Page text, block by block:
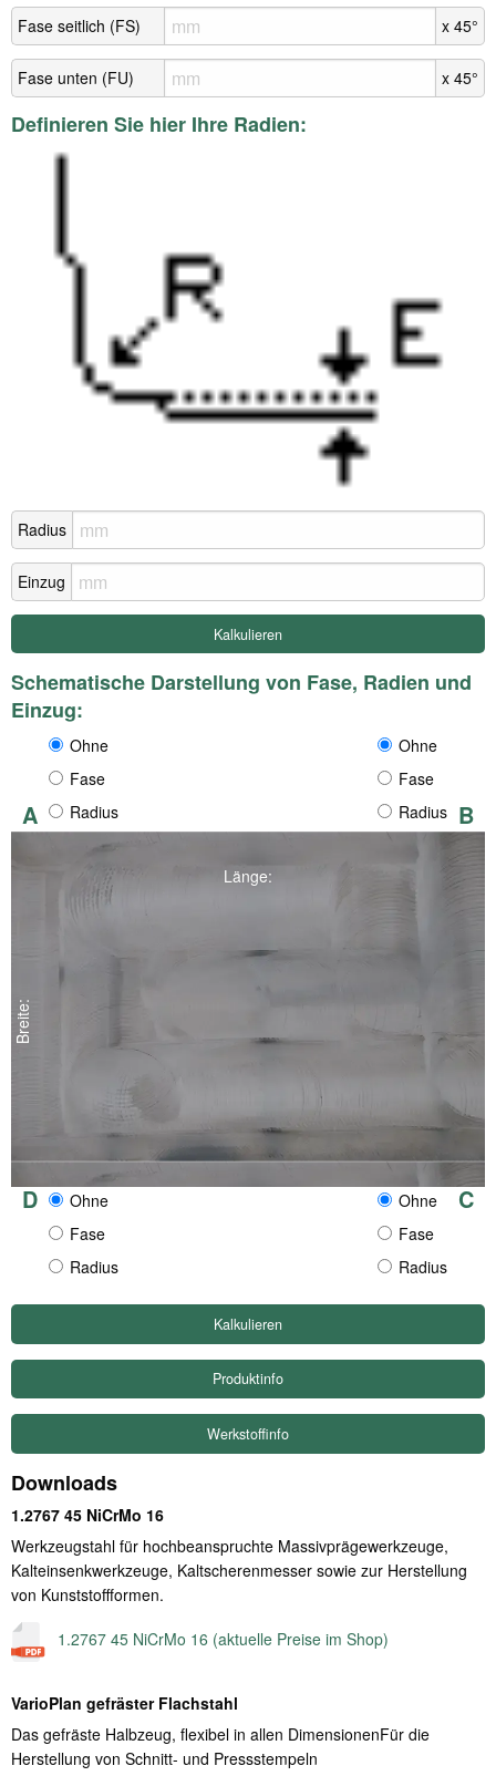
Fase seitlich (FS) x 45°
Fase unten (FU) x 45°
Definieren Sie hier Ihre Radien:
Radius
Einzug
Schematische Darstellung von Fase, Radien und
Einzug:
Ohne
Fase
Radius
A B
Ohne
Fase
Radius
Länge:
Breite:
Ohne
Fase
Radius
D C
Ohne
Fase
Radius
Produktinfo
Werkstoffinfo
Downloads
1.2767 45 NiCrMo 16
Werkzeugstahl für hochbeanspruchte Massivprägewerkzeuge,
Kalteinsenkwerkzeuge, Kaltscherenmesser sowie zur Herstellung
von Kunststoffformen.
1.2767 45 NiCrMo 16 (aktuelle Preise im Shop)
VarioPlan gefräster Flachstahl
Das gefräste Halbzeug, flexibel in allen DimensionenFür die
Herstellung von Schnitt- und Pressstempeln